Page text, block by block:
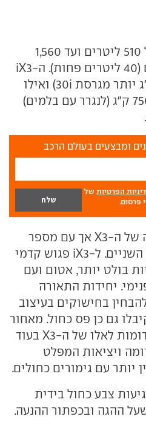
נפח תא המטען עומד על 510 ליטרים ועד 1,560
ליטרים בקיפול מושבים (40 ליטרים פחות). ה-iX3
שוקל 2,185 ק"מ (395 ק"ג יותר מגרסת 30i) ואילו
כושר הגרירה עומד על 750 ק"ג (לנגרר עם בלמים)
ומבצעים בעולם הרכב
הפרטיות של
העיצוב כאמור דומה לזה של ה-X3 אך עם מספר
אלמנטים המבחינים בין השניים. ל-iX3 פגוש קדמי
בולט יותר, אטום ועם
יחידות התאורה
בחישוקים בעיצוב
גם כן פס כחול. מאחור
יש צמד יחידות תאורה דומות לאלו של ה-X3 בעוד
ויציאות המפלט
יותר עם גימורים כחולים.
צבע כחול בידית
ההגה ובכפתור ההנעה.